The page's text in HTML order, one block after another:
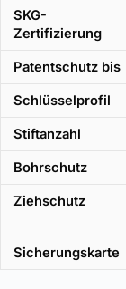
SKG-
Zertifizierung
Patentschutz bis
Schlüsselprofil
Stiftanzahl
Bohrschutz
Ziehschutz
Sicherungskarte